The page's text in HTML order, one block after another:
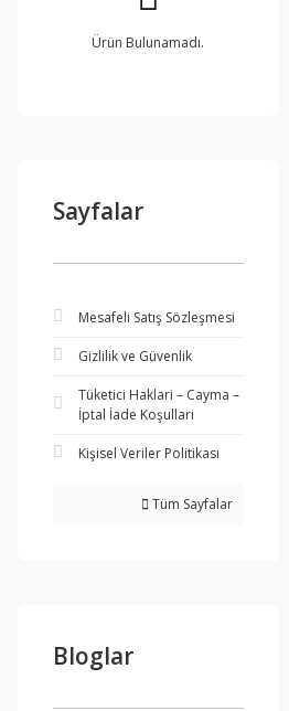
Ürün Bulunamadı.
Sayfalar
Mesafeli Satış Sözleşmesi
Gizlilik ve Güvenlik
Tüketici Haklari – Cayma –
İptal İade Koşullari
Kişisel Veriler Politikası
Tüm Sayfalar
Bloglar